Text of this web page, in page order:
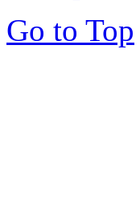
Go to Top